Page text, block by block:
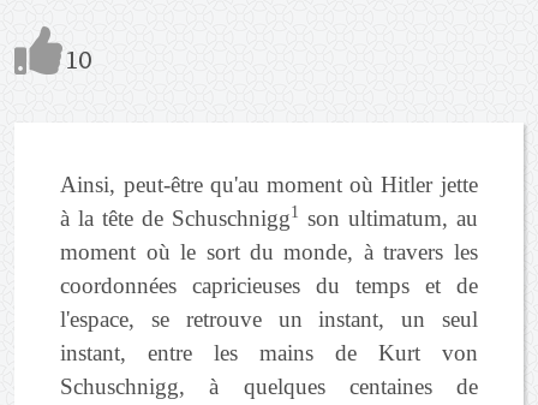
10
Ainsi, peut-être qu'au moment où Hitler jette
à la tête de Schuschnigg1 son ultimatum, au
moment où le sort du monde, à travers les
coordonnées capricieuses du temps et de
l'espace, se retrouve un instant, un seul
instant, entre les mains de Kurt von
Schuschnigg, à quelques centaines de